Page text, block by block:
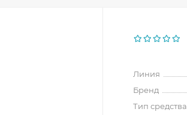
Линия
Бренд
Тип средства